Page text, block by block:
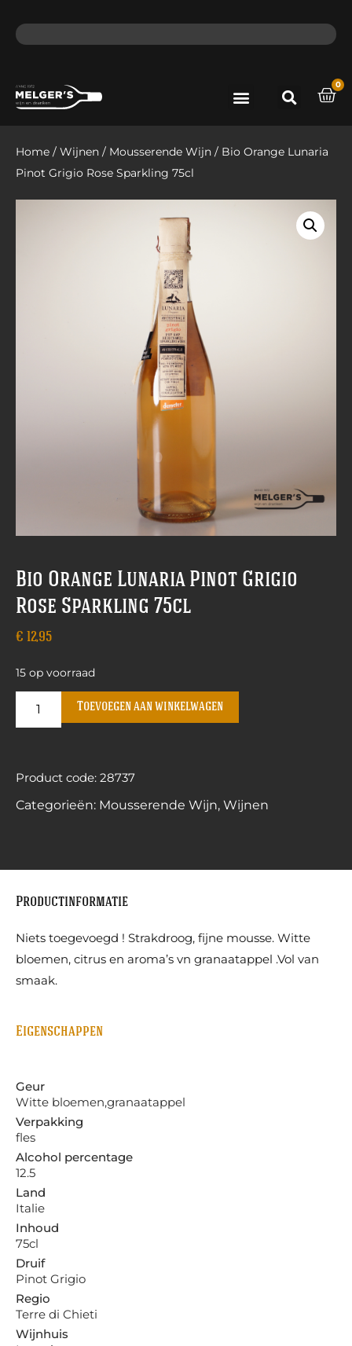
0
Home / Wijnen / Mousserende Wijn / Bio Orange Lunaria
Pinot Grigio Rose Sparkling 75cl
Bio Orange Lunaria Pinot Grigio
Rose Sparkling 75cl
€ 12,95
15 op voorraad
Toevoegen aan winkelwagen
Product code: 28737
Categorieën: Mousserende Wijn, Wijnen
Productinformatie
Niets toegevoegd ! Strakdroog, fijne mousse. Witte
bloemen, citrus en aroma’s vn granaatappel .Vol van
smaak.
Eigenschappen
Geur
Witte bloemen,granaatappel
Verpakking
fles
Alcohol percentage
12.5
Land
Italie
Inhoud
75cl
Druif
Pinot Grigio
Regio
Terre di Chieti
Wijnhuis